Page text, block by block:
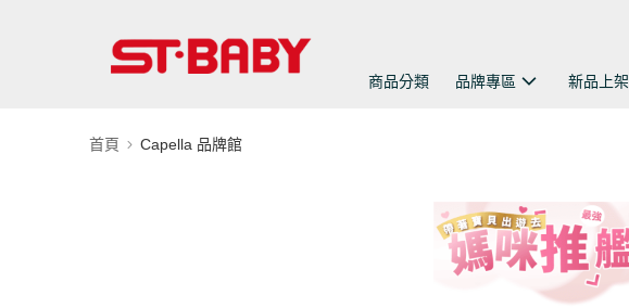
商品分類 品牌專區 新品上架
首頁 Capella 品牌館